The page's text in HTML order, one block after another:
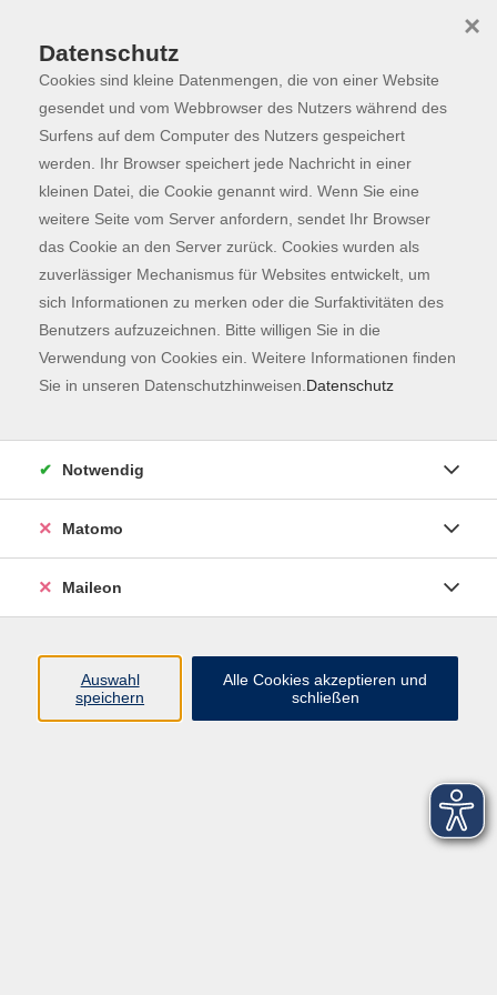
Skip to main content
Programm
Der Kurs konnte nicht gefunden werden.
Kontaktformular
Impressum
AGB
Datenschutzerklärung
Datenschutz
Cookies sind kleine Datenmengen, die von einer Website
gesendet und vom Webbrowser des Nutzers während des
Surfens auf dem Computer des Nutzers gespeichert
werden. Ihr Browser speichert jede Nachricht in einer
kleinen Datei, die Cookie genannt wird. Wenn Sie eine
weitere Seite vom Server anfordern, sendet Ihr Browser
das Cookie an den Server zurück. Cookies wurden als
zuverlässiger Mechanismus für Websites entwickelt, um
sich Informationen zu merken oder die Surfaktivitäten des
Benutzers aufzuzeichnen. Bitte willigen Sie in die
Verwendung von Cookies ein. Weitere Informationen finden
Sie in unseren Datenschutzhinweisen. Datenschutz
×
Notwendig
Matomo
Maileon
Auswahl
speichern
Alle Cookies akzeptieren und
schließen